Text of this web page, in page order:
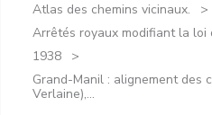
Atlas des chemins vicinaux.
Arrêtés royaux modifiant la loi
1938
Grand-Manil : alignement des
Verlaine),...